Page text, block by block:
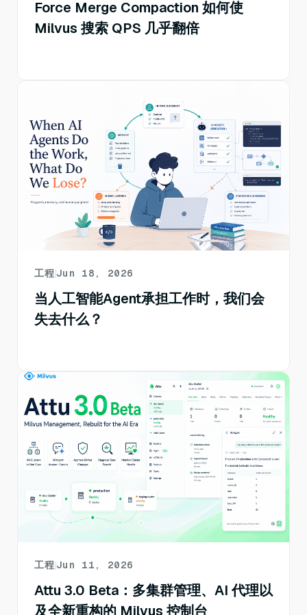
Force Merge Compaction 如何使
Milvus 搜索 QPS 几乎翻倍
工程Jun 18, 2026
当人工智能Agent承担工作时，我们会
失去什么？
工程Jun 11, 2026
Attu 3.0 Beta：多集群管理、AI 代理以
及全新重构的 Milvus 控制台